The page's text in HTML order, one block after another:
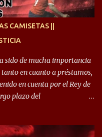
grupo está encontrando la
para todos”.
CAMISETAS ||
sido de mucha importancia
en cuanto a préstamos,
en cuenta por el Rey de
plazo del
quien paso a